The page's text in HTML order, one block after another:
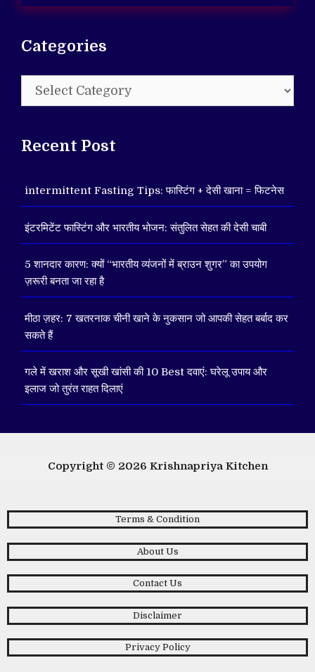
Categories
Categories
Recent Post
intermittent Fasting Tips: फास्टिंग + देसी खाना = फिटनेस
इंटरमिटेंट फास्टिंग और भारतीय भोजन: संतुलित सेहत की देसी चाबी
5 शानदार कारण: क्यों “भारतीय व्यंजनों में ब्राउन शुगर” का उपयोग
ज़रूरी बनता जा रहा है
मीठा ज़हर: 7 खतरनाक चीनी खाने के नुकसान जो आपकी सेहत बर्बाद कर
सकते हैं
गले में खराश और सूखी खांसी की 10 Best दवाएं: घरेलू उपाय और
इलाज जो तुरंत राहत दिलाएं
Copyright © 2026 Krishnapriya Kitchen
Terms & Condition
About Us
Contact Us
Disclaimer
Privacy Policy